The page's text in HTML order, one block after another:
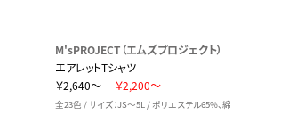
M'sPROJECT（エムズプロジェクト）
エアレットTシャツ
￥2,640～
￥2,200～
全23色 / サイズ：JS～5L / ポリエステル65%、綿